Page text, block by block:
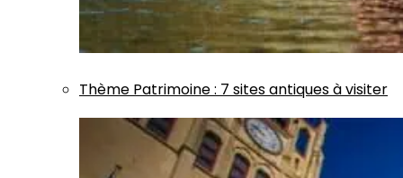
Thème Patrimoine: 7 sites antiques à visiter